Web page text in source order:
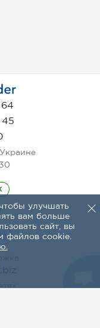
улучшать
вам больше
сайт, вы
файлов cookie.